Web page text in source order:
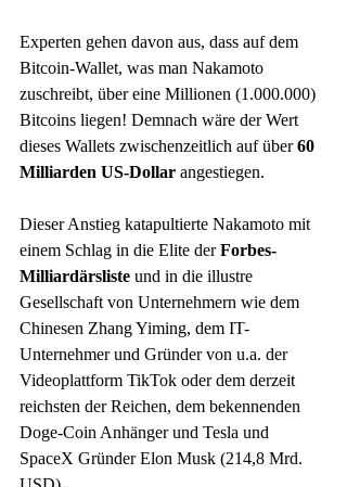
Experten gehen davon aus, dass auf dem
Bitcoin-Wallet, was man Nakamoto
zuschreibt, über eine Millionen (1.000.000)
Bitcoins liegen! Demnach wäre der Wert
dieses Wallets zwischenzeitlich auf über 60
Milliarden US-Dollar angestiegen.
Dieser Anstieg katapultierte Nakamoto mit
einem Schlag in die Elite der Forbes-
Milliardärsliste und in die illustre
Gesellschaft von Unternehmern wie dem
Chinesen Zhang Yiming, dem IT-
Unternehmer und Gründer von u.a. der
Videoplattform TikTok oder dem derzeit
reichsten der Reichen, dem bekennenden
Doge-Coin Anhänger und Tesla und
SpaceX Gründer Elon Musk (214,8 Mrd.